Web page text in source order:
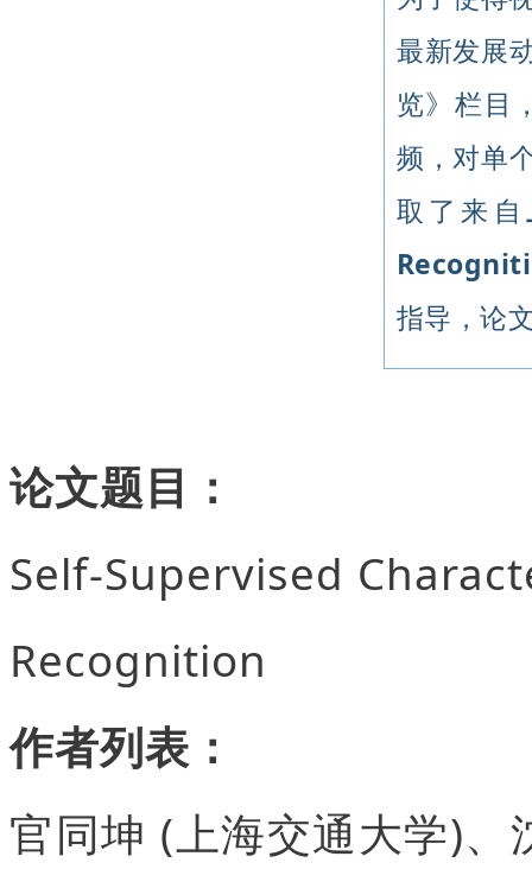
最新发展
览》栏目
频，对单
取了来自
指导，论
论文题目：
Self-Supervised
Recognition
作者列表：
官同坤 (上海交通大学)、